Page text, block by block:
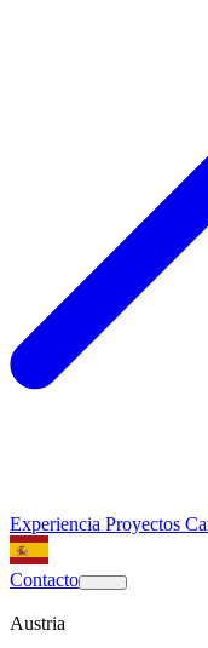
Experiencia Proyectos
Contacto
Austria